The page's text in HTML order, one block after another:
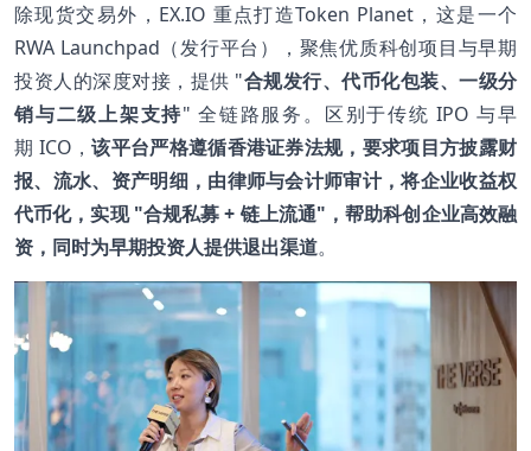
除现货交易外，EX.IO 重点打造Token Planet，这是一个
RWA Launchpad（发行平台），聚焦优质科创项目与早期
投资人的深度对接，提供 "合规发行、代币化包装、一级分
销与二级上架支持" 全链路服务。区别于传统 IPO 与早
期 ICO，该平台严格遵循香港证券法规，要求项目方披露财
报、流水、资产明细，由律师与会计师审计，将企业收益权
代币化，实现 "合规私募 + 链上流通"，帮助科创企业高效融
资，同时为早期投资人提供退出渠道。